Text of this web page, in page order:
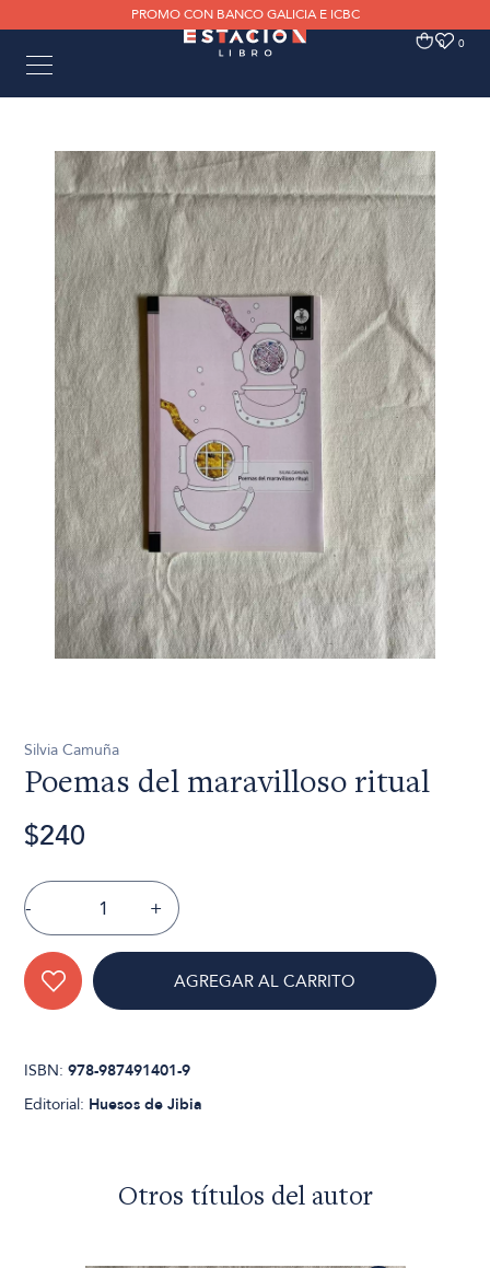
PROMO CON BANCO GALICIA E ICBC
0 0
Silvia Camuña
Poemas del maravilloso ritual
$240
- +
AGREGAR AL CARRITO
ISBN:978-987491401-9
Editorial: Huesos de Jibia
Otros títulos del autor